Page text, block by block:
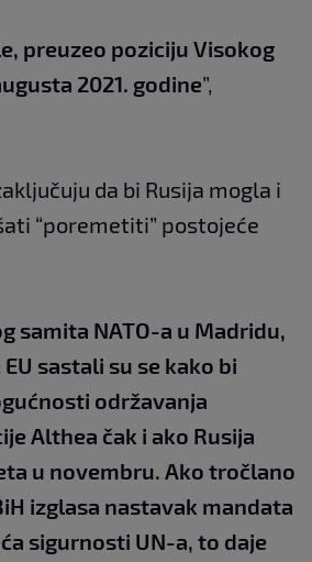
preuzeo poziciju Visokog
2021. godine”,
da bi Rusija mogla i
“poremetiti” postojeće
samita NATO-a u Madridu,
sastali su se kako bi
održavanja
Althea čak i ako Rusija
u novembru. Ako tročlano
izglasa nastavak mandata
sigurnosti UN-a, to daje